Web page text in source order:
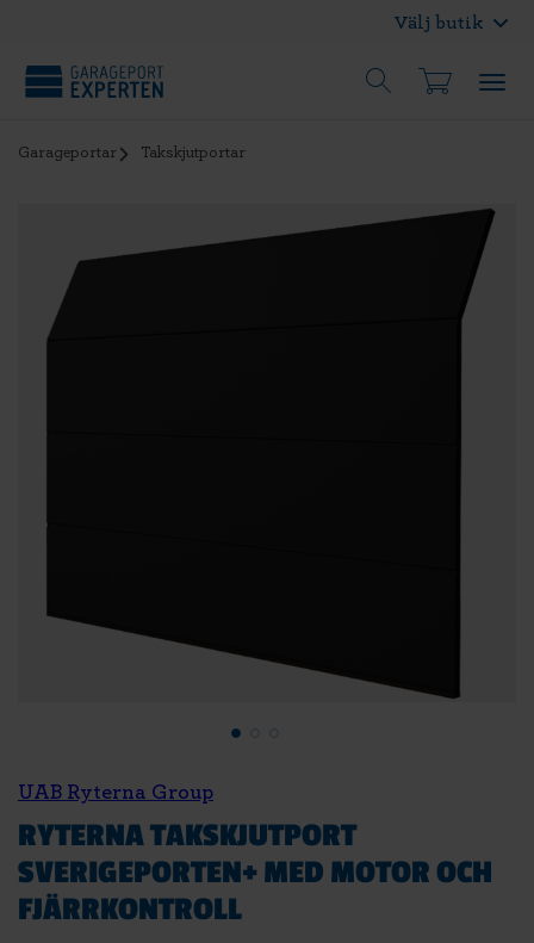
Välj butik
Garageportar Takskjutportar
UAB Ryterna Group
RYTERNA TAKSKJUTPORT
SVERIGEPORTEN+ MED MOTOR OCH
FJÄRRKONTROLL